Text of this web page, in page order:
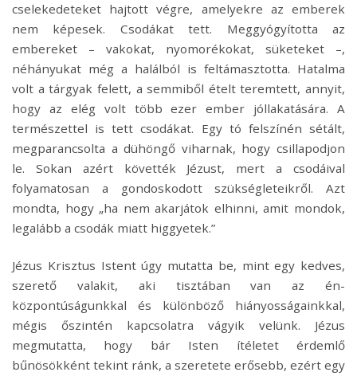
cselekedeteket hajtott végre, amelyekre az emberek
nem képesek. Csodákat tett. Meggyógyította az
embereket – vakokat, nyomorékokat, süketeket –,
néhányukat még a halálból is feltámasztotta. Hatalma
volt a tárgyak felett, a semmiből ételt teremtett, annyit,
hogy az elég volt több ezer ember jóllakatására. A
természettel is tett csodákat. Egy tó felszínén sétált,
megparancsolta a dühöngő viharnak, hogy csillapodjon
le. Sokan azért követték Jézust, mert a csodáival
folyamatosan a gondoskodott szükségleteikről. Azt
mondta, hogy „ha nem akarjátok elhinni, amit mondok,
legalább a csodák miatt higgyetek.”
Jézus Krisztus Istent úgy mutatta be, mint egy kedves,
szerető valakit, aki tisztában van az én-
központúságunkkal és különböző hiányosságainkkal,
mégis őszintén kapcsolatra vágyik velünk. Jézus
megmutatta, hogy bár Isten ítéletet érdemlő
bűnösökként tekint ránk, a szeretete erősebb, ezért egy